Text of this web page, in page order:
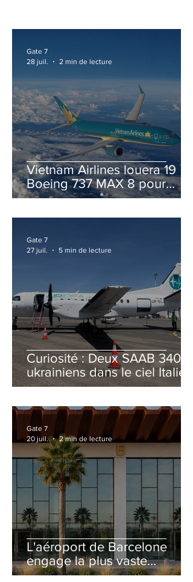
Vietnam Airlines louera 19
Boeing 737 MAX 8 pour
accélérer la modernisation
Gate 7
28 juil.
2 min de lecture
Curiosité : Deux SAAB 340B
ukrainiens dans le ciel Italien
cet été
Gate 7
27 juil.
5 min de lecture
L'aéroport de Barcelone
engage la plus vaste
rénovation de son Terminal
Gate 7
20 juil.
2 min de lecture